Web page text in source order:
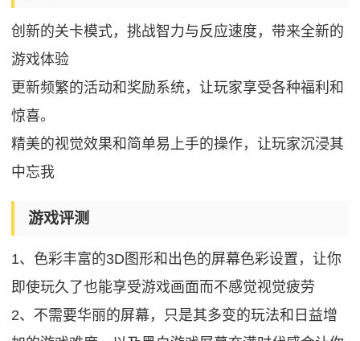
创新的关卡模式，挑战智力与反应速度，带来全新的
游戏体验
更新频繁的活动和奖励系统，让玩家享受各种福利和
惊喜。
精美的视觉效果和简单易上手的操作，让玩家沉浸其
中忘我
游戏评测
1、色彩丰富的3D图形和出色的屏幕色彩设置，让你
即使玩久了也能享受游戏画面而不感觉视觉疲劳
2、不需要华丽的屏幕，只是其多变的玩法和日益增